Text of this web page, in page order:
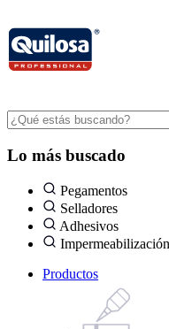
Lo más buscado
Pegamentos
Selladores
Adhesivos
Impermeabilización
Productos